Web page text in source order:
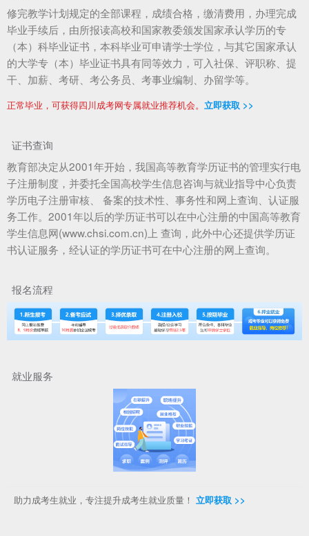
修完教学计划规定的全部课程，成绩合格，缴清费用，办理完成
毕业手续后，由所报读高校和国家教委颁发国家承认学历的专
（本）科毕业证书，本科毕业可申请学士学位，与其它国家承认
的大学专（本）毕业证书具有同等效力，可入社保、评职称、提
干、加薪、考研、考公务员、考事业编制、办留学等。
正常毕业，可获得四川成考网专属就业推荐机会。 立即获取 >>
证书查询
教育部决定从2001年开始，我国高等教育学历证书的管理实行电
子注册制度，并委托全国高校学生信息咨询与就业指导中心负责
学历电子注册审核、 备案的技术性、事务性和网上查询、认证服
务工作。2001年以后的学历证书可以在中心注册的中国高等教育
学生信息网(www.chsi.com.cn)上 查询，此外中心还提供学历证
书认证服务，经认证的学历证书可在中心注册的网上查询。
报名流程
就业服务
助力成考生就业，专注提升成考生就业质量！ 立即获取 >>